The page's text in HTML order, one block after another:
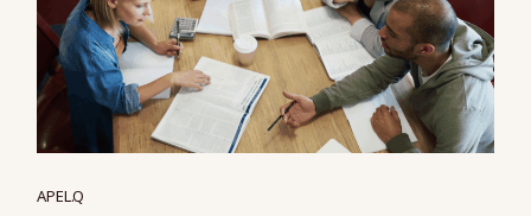
APEL.Q